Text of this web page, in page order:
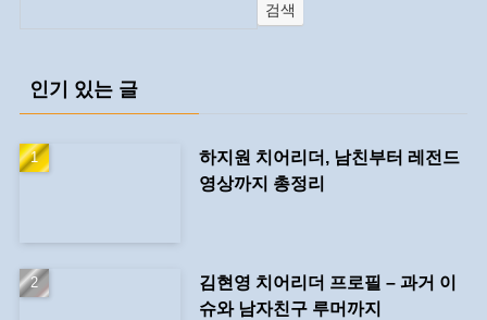
검색
인기 있는 글
하지원 치어리더, 남친부터 레전드
영상까지 총정리
김현영 치어리더 프로필 – 과거 이
슈와 남자친구 루머까지